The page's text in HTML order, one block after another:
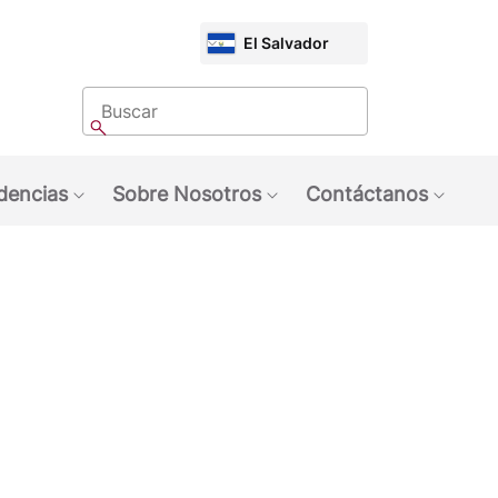
CHOOSE
MARKET
El Salvador
Buscar
Buscar
Sobre Nosotros
Contáctanos